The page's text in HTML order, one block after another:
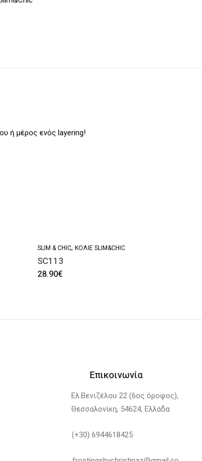
ή μέρος ενός layering!
SLIM & CHIC, ΚΟΛΙΈ SLIM&CHIC
SC113
28.90€
Επικοινωνία
Ελ.Βενιζέλου 22 (6ος όροφος),
Θεσσαλονίκη, 54624, Ελλάδα
(+30) 6944618425